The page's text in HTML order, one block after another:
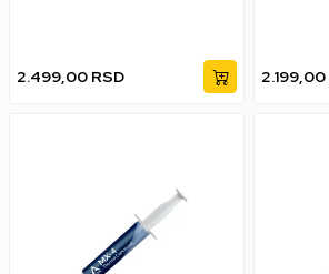
2.499,00 RSD 2.199,00